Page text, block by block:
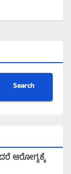
Search
ಆರೋಗ್ಯಕ್ಕೆ